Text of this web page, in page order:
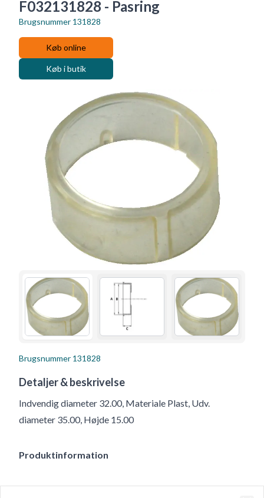
F032131828 - Pasring
Brugsnummer 131828
Køb online
Køb i butik
Brugsnummer 131828
Detaljer & beskrivelse
Indvendig diameter 32.00, Materiale Plast, Udv.
diameter 35.00, Højde 15.00
Produktinformation
Fysiske oplysninger